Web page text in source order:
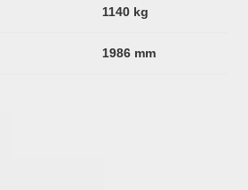
1140 kg
1986 mm